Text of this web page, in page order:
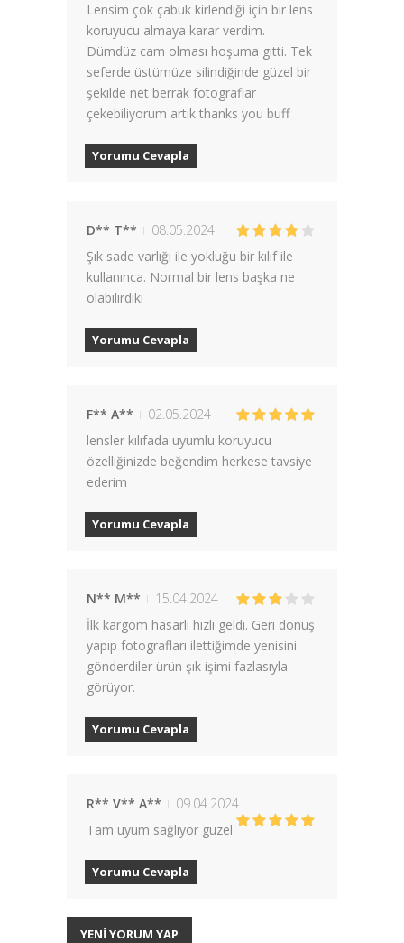
Lensim çok çabuk kirlendiği için bir lens
koruyucu almaya karar verdim.
Dümdüz cam olması hoşuma gitti. Tek
seferde üstümüze silindiğinde güzel bir
şekilde net berrak fotograflar
çekebiliyorum artık thanks you buff
Yorumu Cevapla
D** T**
08.05.2024
Şık sade varlığı ile yokluğu bir kılıf ile
kullanınca. Normal bir lens başka ne
olabilirdiki
Yorumu Cevapla
F** A**
02.05.2024
lensler kılıfada uyumlu koruyucu
özelliğinizde beğendim herkese tavsiye
ederim
Yorumu Cevapla
N** M**
15.04.2024
İlk kargom hasarlı hızlı geldi. Geri dönüş
yapıp fotografları ilettiğimde yenisini
gönderdiler ürün şık işimi fazlasıyla
görüyor.
Yorumu Cevapla
R** V** A**
09.04.2024
Tam uyum sağlıyor güzel
Yorumu Cevapla
YENİ YORUM YAP